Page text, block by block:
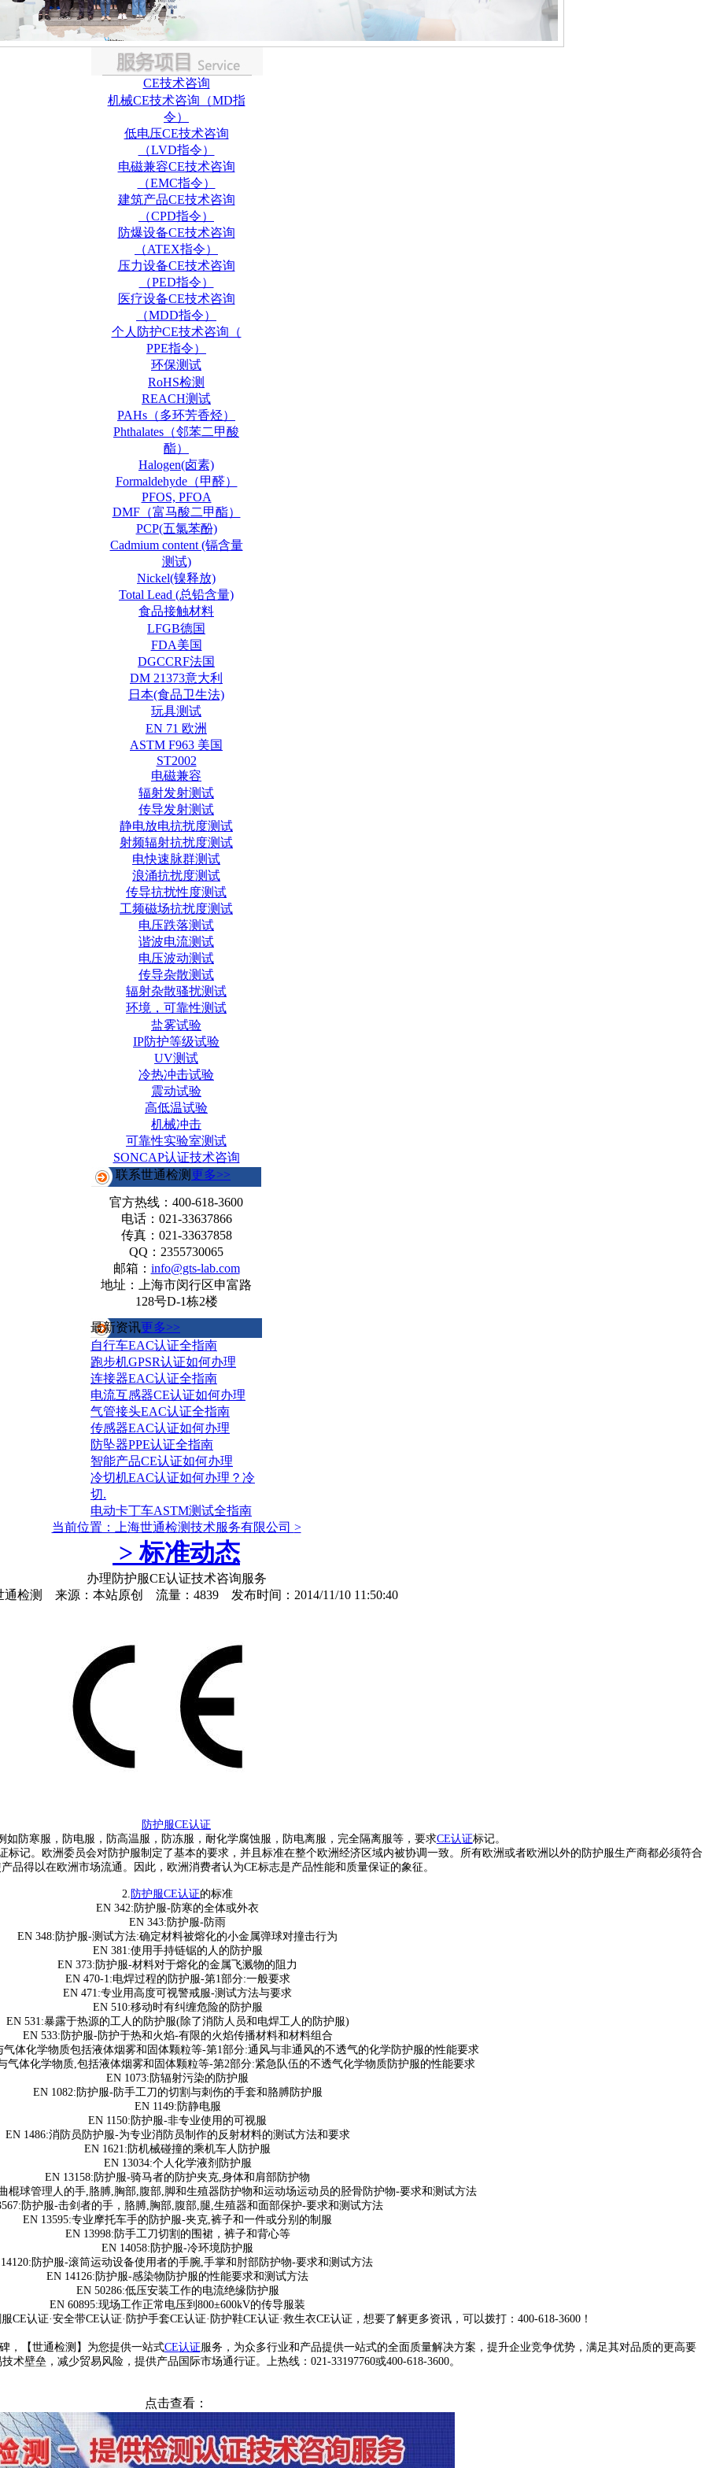
CE技术咨询
机械CE技术咨询（MD指
令）
低电压CE技术咨询
（LVD指令）
电磁兼容CE技术咨询
（EMC指令）
建筑产品CE技术咨询
（CPD指令）
防爆设备CE技术咨询
（ATEX指令）
压力设备CE技术咨询
（PED指令）
医疗设备CE技术咨询
（MDD指令）
个人防护CE技术咨询（
PPE指令）
环保测试
RoHS检测
REACH测试
PAHs（多环芳香烃）
Phthalates（邻苯二甲酸
酯）
Halogen(卤素)
Formaldehyde（甲醛）
PFOS, PFOA
DMF（富马酸二甲酯）
PCP(五氯苯酚)
Cadmium content (镉含量
测试)
Nickel(镍释放)
Total Lead (总铅含量)
食品接触材料
LFGB德国
FDA美国
DGCCRF法国
DM 21373意大利
日本(食品卫生法)
玩具测试
EN 71 欧洲
ASTM F963 美国
ST2002
电磁兼容
辐射发射测试
传导发射测试
静电放电抗扰度测试
射频辐射抗扰度测试
电快速脉群测试
浪涌抗扰度测试
传导抗扰性度测试
工频磁场抗扰度测试
电压跌落测试
谐波电流测试
电压波动测试
传导杂散测试
辐射杂散骚扰测试
环境，可靠性测试
盐雾试验
IP防护等级试验
UV测试
冷热冲击试验
震动试验
高低温试验
机械冲击
可靠性实验室测试
SONCAP认证技术咨询
联系世通检测 更多>>
官方热线： 400-618-3600
电话：021-33637866
传真：021-33637858
QQ：2355730065
邮箱： info@gts-lab.com
地址：上海市闵行区申富路
128号D-1栋2楼
最新资讯更多>>
自行车EAC认证全指南
跑步机GPSR认证如何办理
连接器EAC认证全指南
电流互感器CE认证如何办理
气管接头EAC认证全指南
传感器EAC认证如何办理
防坠器PPE认证全指南
智能产品CE认证如何办理
冷切机EAC认证如何办理？冷
切.
电动卡丁车ASTM测试全指南
当前位置：上海世通检测技术服务有限公司 >
>标准动态
办理防护服CE认证技术咨询服务
通检测 来源：本站原创 流量：4839 发布时间：2014/11/10 11:50:40
防护服CE认证
防寒服，防电服，防高温服，防冻服，耐化学腐蚀服，防电离服，完全隔离服等，要求CE认证标记。
记。欧洲委员会对防护服制定了基本的要求，并且标准在整个欧洲经济区域内被协调一致。 所有欧洲或者欧洲以外的防护服生产商都必须符合
品得以在欧洲市场流通。因此，欧洲消费者认为CE标志是产品性能和质量保证的象征。
2. 防护服CE认证的标准
EN 342: 防护服-防寒的全体或外衣
EN 343: 防护服-防雨
EN 348: 防护服-测试方法:确定材料被熔化的小金属弹球对撞击行为
EN 381:使用手持链锯的人的防护服
EN 373: 防护服-材料对于熔化的金属飞溅物的阻力
EN 470-1:电焊过程的防护服-第1部分:一般要求
EN 471:专业用高度可视警戒服-测试方法与要求
EN 510:移动时有纠缠危险的防护服
EN 531:暴露于热源的工人的防护服(除了消防人员和电焊工人的防护服)
EN 533: 防护服-防护于热和火焰-有限的火焰传播材料和材料组合
气体化学物质包括液体烟雾和固体颗粒等-第1部分:通风与非通风的不透气的化学防护服的性能要求
气体化学物质,包括液体烟雾和固体颗粒等-第2部分:紧急队伍的不透气化学物质防护服的性能要求
EN 1073: 防辐射污染的防护服
EN 1082: 防护服-防手工刀的切割与刺伤的手套和胳膊防护服
EN 1149: 防静电服
EN 1150: 防护服-非专业使用的可视服
EN 1486:消防员防护服-为专业消防员制作的反射材料的测试方法和要求
EN 1621: 防机械碰撞的乘机车人防护服
EN 13034:个人化学液剂防护服
EN 13158: 防护服-骑马者的防护夹克,身体和肩部防护物
棍球管理人的手,胳膊,胸部,腹部,脚和生殖器防护物和运动场运动员的胫骨防护物-要求和测试方法
防护服-击剑者的手，胳膊,胸部,腹部,腿,生殖器和面部保护-要求和测试方法
EN 13595:专业摩托车手的防护服-夹克,裤子和一件或分别的制服
EN 13998: 防手工刀切割的围裙，裤子和背心等
EN 14058: 防护服-冷环境防护服
防护服-滚筒运动设备使用者的手腕,手掌和肘部防护物-要求和测试方法
EN 14126: 防护服-感染物防护服的性能要求和测试方法
EN 50286:低压安装工作的电流绝缘防护服
EN 60895:现场工作正常电压到800±600kV的传导服装
CE认证·安全带CE认证· 防护手套CE认证· 防护鞋CE认证·救生衣CE认证，想要了解更多资讯，可以拨打：400-618-3600 ！
，【世通检测】为您提供一站式CE认证服务，为众多行业和产品提供一站式的全面质量解决方案，提升企业竞争优势，满足其对品质的更高要
术壁垒，减少贸易风险，提供产品国际市场通行证。上热线： 021-33197760或400-618-3600。
点击查看：